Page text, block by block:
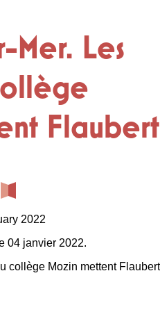
Mer. Les
Flaubert
2022
04 janvier 2022.
collège Mozin mettent Flaubert